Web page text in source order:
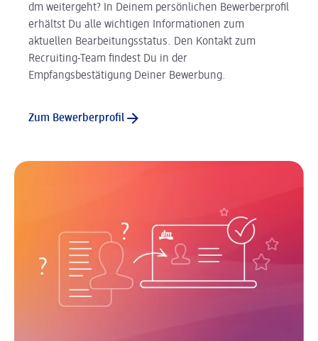
dm weitergeht? In Deinem persönlichen Bewerberprofil
erhältst Du alle wichtigen Informationen zum
aktuellen Bearbeitungsstatus. Den Kontakt zum
Recruiting-Team findest Du in der
Empfangsbestätigung Deiner Bewerbung.
Zum Bewerberprofil